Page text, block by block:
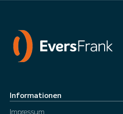
Informationen
Impressum